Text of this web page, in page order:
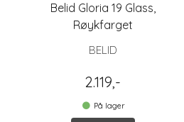
Belid Gloria 19 Glass,
Røykfarget
BELID
2.119,-
På lager